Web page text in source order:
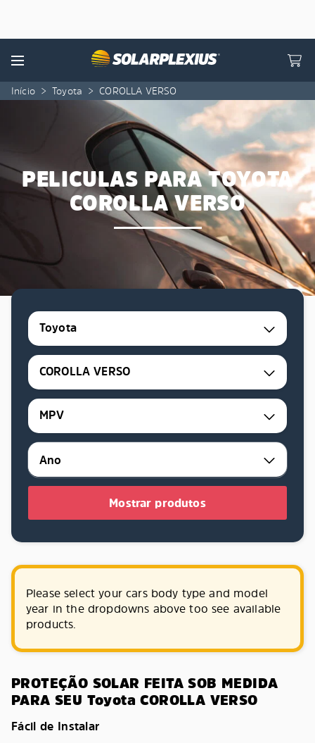
Menu
Início > Toyota > COROLLA VERSO
PELICULAS PARA TOYOTA
COROLLA VERSO
Toyota
COROLLA VERSO
MPV
Mostrar produtos
Please select your cars body type and model
year in the dropdowns above too see available
products.
PROTEÇÃO SOLAR FEITA SOB MEDIDA
PARA SEU Toyota COROLLA VERSO
Fácil de Instalar